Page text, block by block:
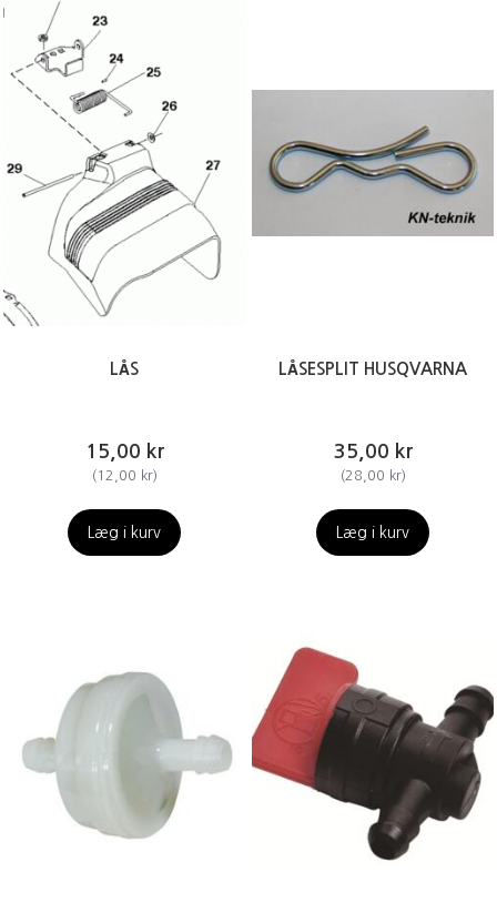
LÅS
15,00 kr
(12,00 kr)
Læg i kurv
LÅSESPLIT HUSQVARNA
35,00 kr
(28,00 kr)
Læg i kurv